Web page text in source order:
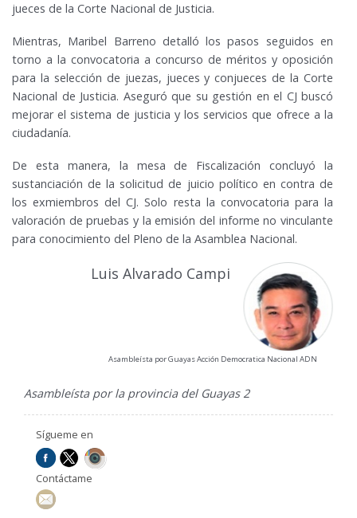
jueces de la Corte Nacional de Justicia.
Mientras, Maribel Barreno detalló los pasos seguidos en
torno a la convocatoria a concurso de méritos y oposición
para la selección de juezas, jueces y conjueces de la Corte
Nacional de Justicia. Aseguró que su gestión en el CJ buscó
mejorar el sistema de justicia y los servicios que ofrece a la
ciudadanía.
De esta manera, la mesa de Fiscalización concluyó la
sustanciación de la solicitud de juicio político en contra de
los exmiembros del CJ. Solo resta la convocatoria para la
valoración de pruebas y la emisión del informe no vinculante
para conocimiento del Pleno de la Asamblea Nacional.
Luis Alvarado Campi
Asambleísta por Guayas Acción Democratica Nacional ADN
Asambleísta por la provincia del Guayas 2
Sígueme en
Contáctame